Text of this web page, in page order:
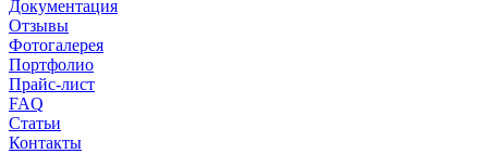
Документация
Отзывы
Фотогалерея
Портфолио
Прайс-лист
FAQ
Статьи
Контакты